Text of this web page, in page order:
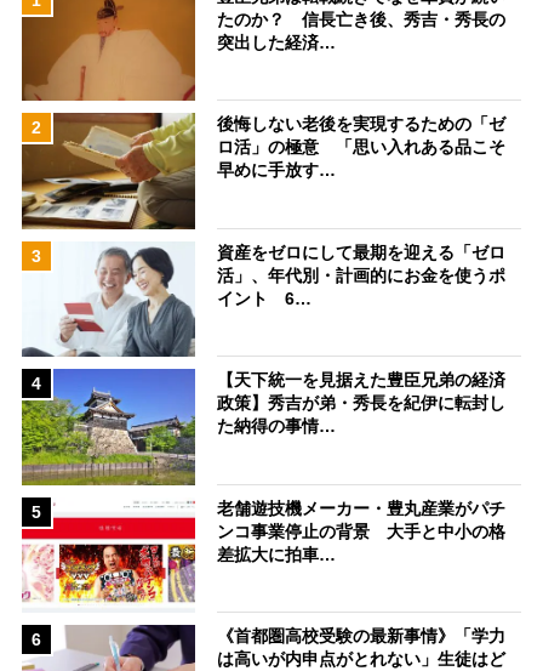
たのか？ 信長亡き後、秀吉・秀長の
突出した経済…
2
後悔しない老後を実現するための「ゼ
ロ活」の極意 「思い入れある品こそ
早めに手放す…
3
資産をゼロにして最期を迎える「ゼロ
活」、年代別・計画的にお金を使うポ
イント 6…
4
【天下統一を見据えた豊臣兄弟の経済
政策】秀吉が弟・秀長を紀伊に転封し
た納得の事情…
5
老舗遊技機メーカー・豊丸産業がパチ
ンコ事業停止の背景 大手と中小の格
差拡大に拍車…
6
《首都圏高校受験の最新事情》「学力
は高いが内申点がとれない」生徒はど